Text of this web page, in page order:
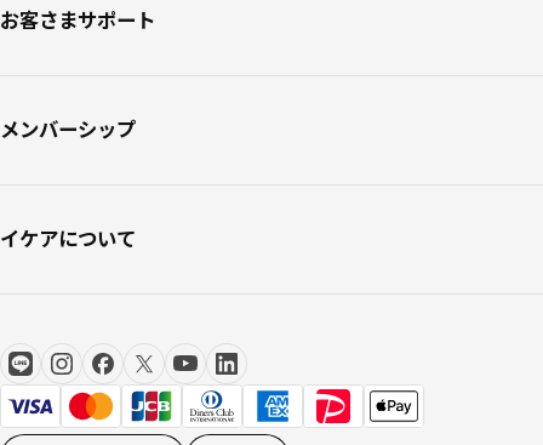
お客さまサポート
メンバーシップ
イケアについて